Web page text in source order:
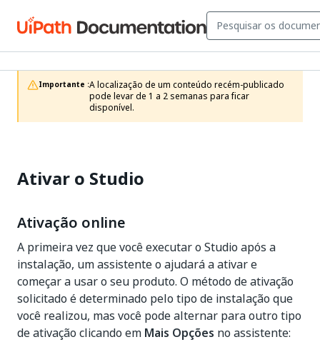
Importante :A localização de um conteúdo recém-publicado
pode levar de 1 a 2 semanas para ficar
disponível.
Ativar o Studio
Ativação online
A primeira vez que você executar o Studio após a
instalação, um assistente o ajudará a ativar e
começar a usar o seu produto. O método de ativação
solicitado é determinado pelo tipo de instalação que
você realizou, mas você pode alternar para outro tipo
de ativação clicando em Mais Opções no assistente: